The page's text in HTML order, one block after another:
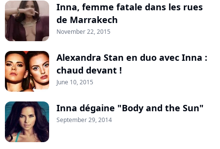
Inna, femme fatale dans les rues
de Marrakech
November 22, 2015
Alexandra Stan en duo avec Inna :
chaud devant !
June 10, 2015
Inna dégaine "Body and the Sun"
September 29, 2014